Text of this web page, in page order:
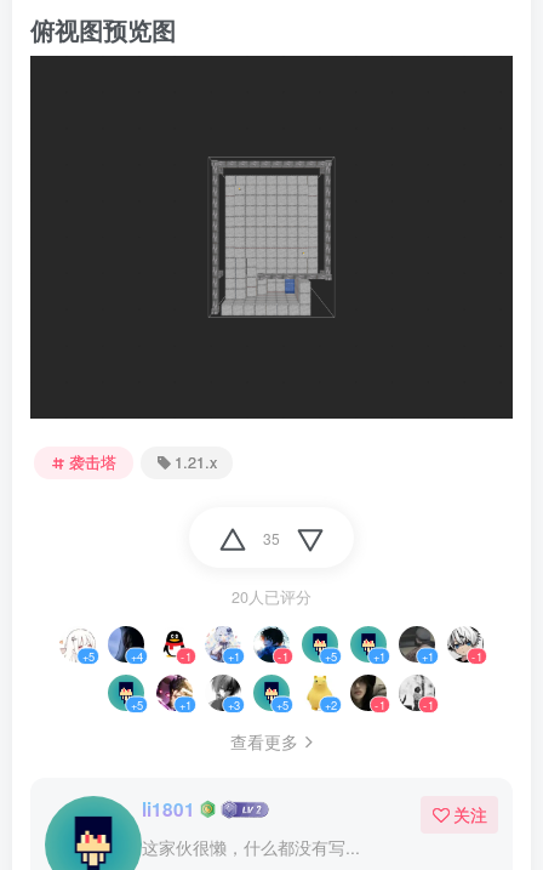
俯视图预览图
袭击塔 1.21.x
35
20人已评分
+5 +4 -1 +1 -1 +5 +1 +1 -1
+5 +1 +3 +5 +2 -1 -1
查看更多
li1801
这家伙很懒，什么都没有写...
关注